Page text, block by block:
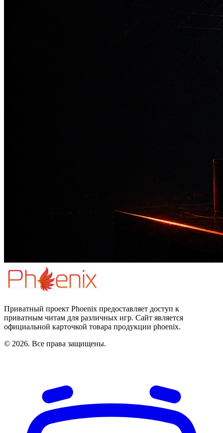
Приватный проект Phoenix предоставляет доступ к
приватным читам для различных игр. Сайт является
официальной карточкой товара продукции phoenix.
© 2026. Все права защищены.